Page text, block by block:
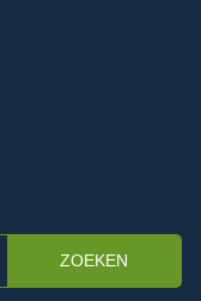
ZOEKEN